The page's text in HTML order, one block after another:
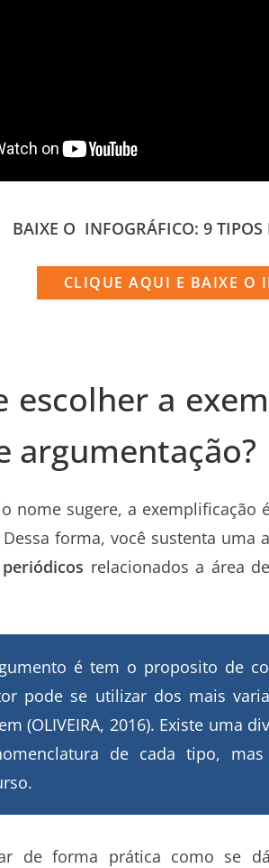
BAIXE O INFOGRÁFICO: 9 TIPOS
CLIQUE AQUI E BAIXE O
escolher a
argumentação?
nome sugere, a exemplificação
Dessa forma, você sustenta uma
relacionados a área
é tem o proposito de
pode se utilizar dos mais
(OLIVEIRA, 2016). Existe uma
de cada tipo,
de forma prática como se